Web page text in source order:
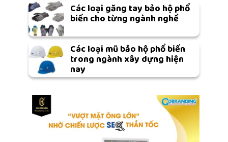
Các loại găng tay bảo hộ phổ
biến cho từng ngành nghề
Các loại mũ bảo hộ phổ biến
trong ngành xây dựng hiện
nay